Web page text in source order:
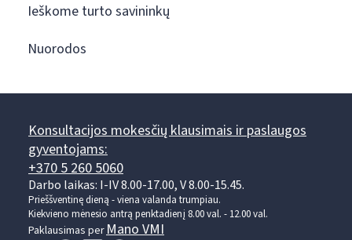
Ieškome turto savininkų
Nuorodos
Konsultacijos mokesčių klausimais ir paslaugos
gyventojams:
+370 5 260 5060
Darbo laikas: I-IV 8.00-17.00, V 8.00-15.45.
Prieššventinę dieną - viena valanda trumpiau.
Kiekvieno mėnesio antrą penktadienį 8.00 val. - 12.00 val.
Paklausimas per Mano VMI